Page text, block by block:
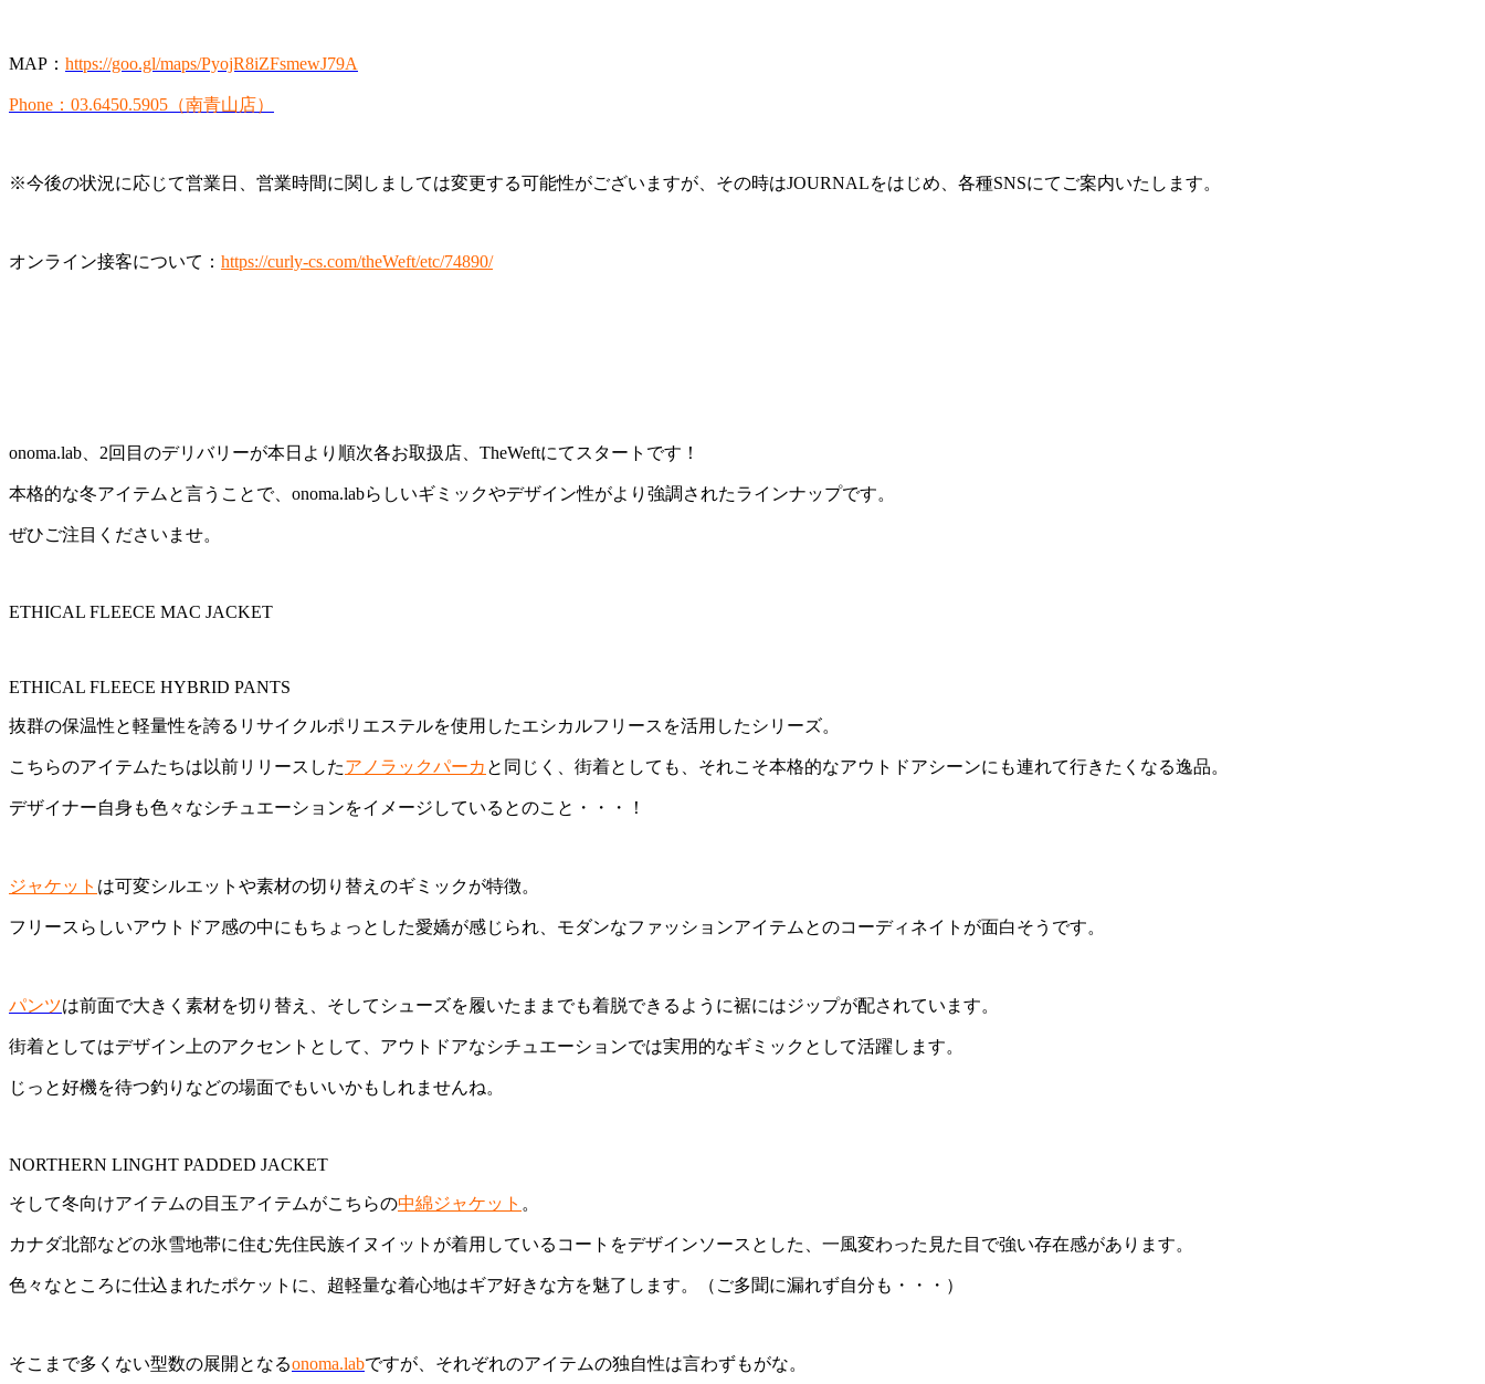
MAP： https://goo.gl/maps/PyojR8iZFsmewJ79A
Phone：03.6450.5905（南青山店）
※今後の状況に応じて営業日、営業時間に関しましては変更する可能性がございますが、その時はJOURNALをはじめ、各種SNSにてご案内いたします。
オンライン接客について： https://curly-cs.com/theWeft/etc/74890/
onoma.lab、2回目のデリバリーが本日より順次各お取扱店、TheWeftにてスタートです！
本格的な冬アイテムと言うことで、onoma.labらしいギミックやデザイン性がより強調されたラインナップです。
ぜひご注目くださいませ。
ETHICAL FLEECE MAC JACKET
ETHICAL FLEECE HYBRID PANTS
抜群の保温性と軽量性を誇るリサイクルポリエステルを使用したエシカルフリースを活用したシリーズ。
こちらのアイテムたちは以前リリースしたアノラックパーカ と同じく、街着としても、それこそ本格的なアウトドアシーンにも連れて行きたくなる逸品。
デザイナー自身も色々なシチュエーションをイメージしているとのこと・・・！
ジャケット は可変シルエットや素材の切り替えのギミックが特徴。
フリースらしいアウトドア感の中にもちょっとした愛嬌が感じられ、モダンなファッションアイテムとのコーディネイトが面白そうです。
パンツは前面で大きく素材を切り替え、そしてシューズを履いたままでも着脱できるように裾にはジップが配されています。
街着としてはデザイン上のアクセントとして、アウトドアなシチュエーションでは実用的なギミックとして活躍します。
じっと好機を待つ釣りなどの場面でもいいかもしれませんね。
NORTHERN LINGHT PADDED JACKET
そして冬向けアイテムの目玉アイテムがこちらの中綿ジャケット 。
カナダ北部などの氷雪地帯に住む先住民族イヌイットが着用しているコートをデザインソースとした、一風変わった見た目で強い存在感があります。
色々なところに仕込まれたポケットに、超軽量な着心地はギア好きな方を魅了します。（ご多聞に漏れず自分も・・・）
そこまで多くない型数の展開となるonoma.labですが、それぞれのアイテムの独自性は言わずもがな。